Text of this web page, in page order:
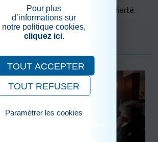
: « Chanter n’est pas un acte de fierté,
»
Pour plus
d’informations sur
notre politique cookies,
cliquez ici.
TOUT ACCEPTER
TOUT REFUSER
Paramétrer les cookies